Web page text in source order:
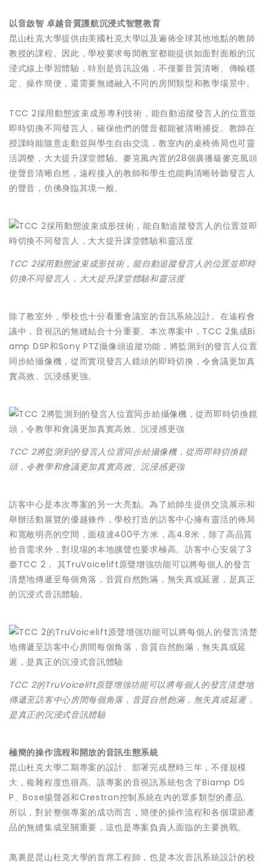
以音啟智 卓越音質護航沉浸式智慧教育
昆山杜克大學提供由美國杜克大學以及遍佈全球其他地點的教師
教授的課程。因此，學校要求每間教室都能提供如面對面般的沉
浸式線上學習體驗，特別是音訊設備，不僅要音質清晰、傳輸穩
定、操作簡便，還需要無縫融入不同的房間類型和教學場景中。
TCC 2採用動態波束成形專利技術，能自動追蹤發言人的位置並
即時切換不同發言人，確保他們的聲音都能被清晰捕捉。教師在
授課時能隨意走動並與學生自由交流，教室內的桌椅佈局也可靈
活調整，大大提升課堂體驗。麥克風內置的28個廣播級麥克風頭
使聲音清晰自然，遠程接入的教師和學生也能夠清晰聆聽發言人
的聲音，仿佛身臨其境一般。
TCC 2採用動態波束成形技術，能自動追蹤發言人的位置並即時
切換不同發言人，大大提升課堂體驗和靈活度
除了教室外，學校也十分看重會議室的音訊系統設計。在遠程會
議中，音視訊的無縫結合十分重要。本次專案中，TCC 2集成Bi
amp DSP和Sony PTZ攝像頭追蹤功能，將監測到的發言人位置
同步給攝像機，從而實現發言人鏡頭的即時切換，令會議更加真
實高效、沉浸感更強。
TCC 2將監測到的發言人位置同步給攝像機，從而即時切換鏡
頭，令教學和會議更加真實高效、沉浸感更強
訪客中心是本次專案的另一大亮點。為了給師生提供交流展示和
舉辦活動展覽的優越條件，學校打造的訪客中心擁有靈活的佈局
和寬敞明亮的空間，面積達400平方米，高4.8米，除了高品質
拾音需求外，對現場的本地擴聲也要求極高。訪客中心安裝了3
臺TCC 2， 其TruVoicelift原聲增強功能可以將每個人的發言
清楚地傳遞至每個角落，音質自然飽滿，無失真或延遲，是真正
的沉浸式音訊體驗。
TCC 2的TruVoicelift原聲增強功能可以將每個人的發言清楚地
傳遞至訪客中心房間每個角落，音質自然飽滿，無失真或延遲，
是真正的沉浸式音訊體驗
極簡的操作流程和開放的音訊生態系統
昆山杜克大學二期專案的設計、部署完成歷時三年，不僅規模
大，複雜程度也很高。該專案的音視訊系統包含了Biamp DS
P、Bose揚聲器和Crestron控制系統在內的眾多類型的產品。
所以，對於整個專案的成功而言，簡便的操作流程和各個環節產
品的無縫集成至關重要，這也是專案負責人面臨的主要挑戰。
萬裏是昆山杜克大學的首席工程師，也是本次音訊系統設計的校